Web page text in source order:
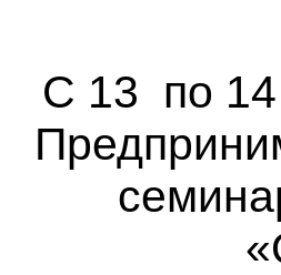
С 13 по 14